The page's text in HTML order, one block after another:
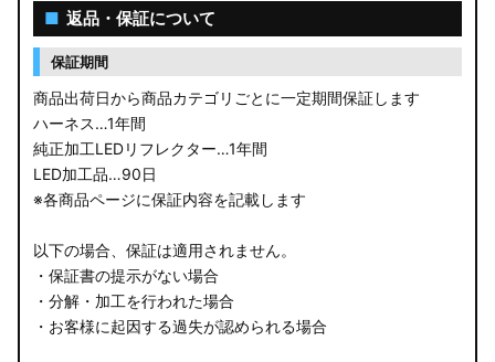
■ 返品・保証について
保証期間
商品出荷日から商品カテゴリごとに一定期間保証します
ハーネス…1年間
純正加工LEDリフレクター…1年間
LED加工品…90日
※各商品ページに保証内容を記載します
以下の場合、保証は適用されません。
・保証書の提示がない場合
・分解・加工を行われた場合
・お客様に起因する過失が認められる場合